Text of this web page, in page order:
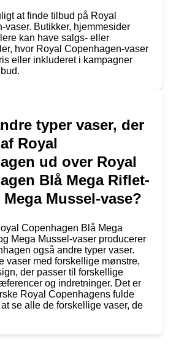
at finde tilbud på Royal
vaser. Butikker, hjemmesider
kan have salgs- eller
hvor Royal Copenhagen-vaser
eller inkluderet i kampagner
typer vaser, der
Royal
ud over Royal
Blå Mega Riflet-
Mussel-vase?
Copenhagen Blå Mega
Mega Mussel-vaser producerer
også andre typer vaser.
vaser med forskellige mønstre,
der passer til forskellige
og indretninger. Det er
Royal Copenhagens fulde
se alle de forskellige vaser, de